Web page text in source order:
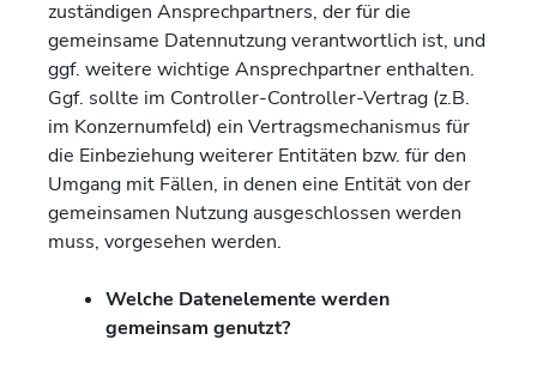
zuständigen Ansprechpartners, der für die
gemeinsame Datennutzung verantwortlich ist, und
ggf. weitere wichtige Ansprechpartner enthalten.
Ggf. sollte im Controller-Controller-Vertrag (z.B.
im Konzernumfeld) ein Vertragsmechanismus für
die Einbeziehung weiterer Entitäten bzw. für den
Umgang mit Fällen, in denen eine Entität von der
gemeinsamen Nutzung ausgeschlossen werden
muss, vorgesehen werden.
Welche Datenelemente werden
gemeinsam genutzt?